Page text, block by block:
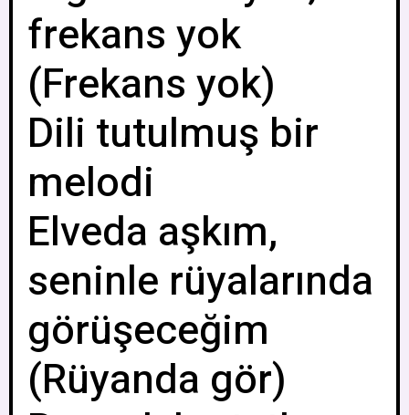
frekans yok
(Frekans yok)
Dili tutulmuş bir
melodi
Elveda aşkım,
seninle rüyalarında
görüşeceğim
(Rüyanda gör)